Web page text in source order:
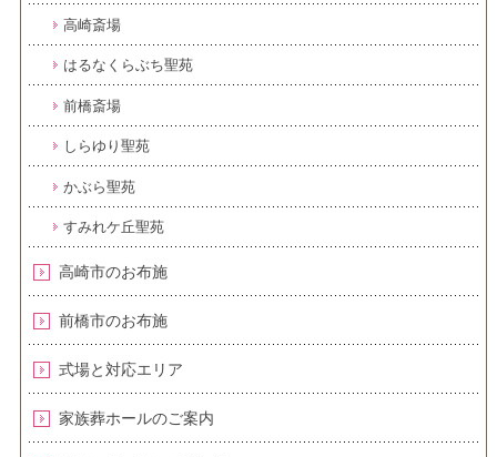
高崎斎場
はるなくらぶち聖苑
前橋斎場
しらゆり聖苑
かぶら聖苑
すみれケ丘聖苑
高崎市のお布施
前橋市のお布施
式場と対応エリア
家族葬ホールのご案内